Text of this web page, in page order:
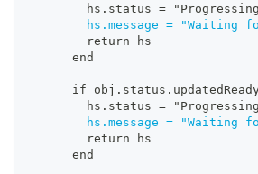
hs.status =
hs.message =
        return hs
      end
if
hs.status =
hs.message =
        return hs
      end